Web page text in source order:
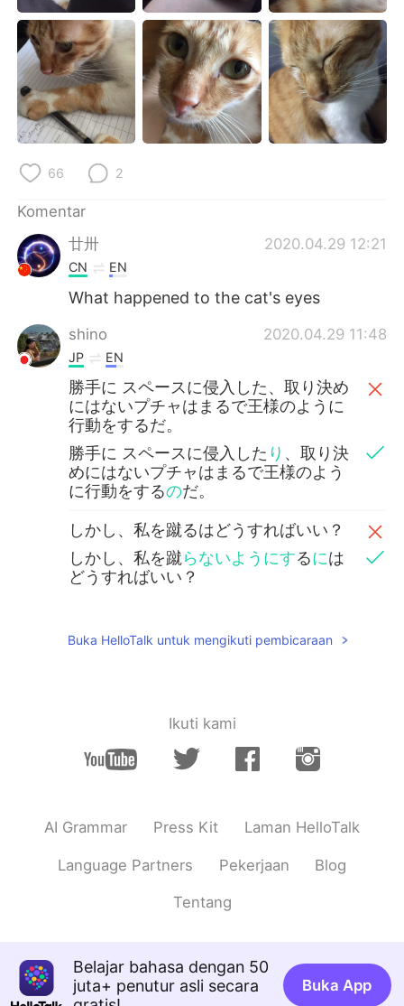
66 2
Komentar
廿卅
2020.04.29 12:21
CN EN
What happened to the cat's eyes
shino 2020.04.29 11:48
JP EN
勝手に スペースに侵入した、取り決め
にはないプチャはまるで王様のように
行動をするだ。
勝手に スペースに侵入した り 、取り決
めにはないプチャはまるで王様のよう
に行動をするのだ。
しかし、私を蹴るはどうすればいい？
しかし、私を蹴らないようにするには
どうすればいい？
Buka HelloTalk untuk mengikuti pembicaraan
Ikuti kami
AI Grammar Press Kit Laman HelloTalk
Language Partners Pekerjaan Blog
Tentang
Belajar bahasa dengan 50
juta+ penutur asli secara
Buka App